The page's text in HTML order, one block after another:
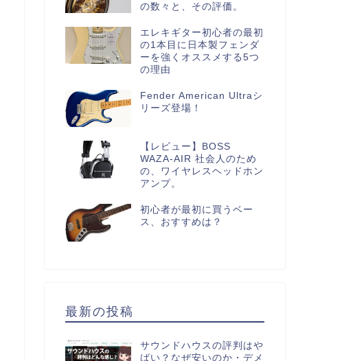
の数々と、その評価。
エレキギター初心者の最初
の1本目に日本製フェンダ
ーを強くオススメする5つ
の理由
Fender American Ultraシ
リーズ登場！
【レビュー】BOSS
WAZA-AIR 社会人のため
の、ワイヤレスヘッドホン
アンプ。
初心者が最初に買うベー
ス、おすすめは？
最新の投稿
サウンドハウスの評判はや
ばい？なぜ安いのか・デメ